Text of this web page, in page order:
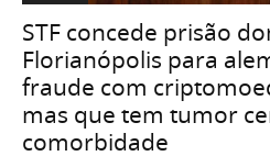
STF concede prisão
Florianópolis para
fraude com
mas que tem tumor
comorbidade